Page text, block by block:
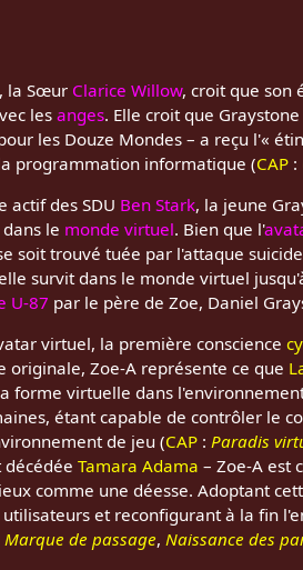
la Sœur Clarice Willow, croit que son
lesanges. Elle croit que
les Douze Mondes – a reçu l'«
programmation informatique (CAP :
actif des SDU Ben Stark, la jeune
le monde virtuel. Bien que l'
soit trouvé tuée par l'attaque
survit dans le monde virtuel
U-87 par le père de Zoe, Daniel
virtuel, la première conscience
originale, Zoe-A représente ce que
forme virtuelle dans
étant capable de contrôler le
de jeu (CAP : Paradis
décédéeTamara Adama – Zoe-A est
comme une déesse. Adoptant
utilisateurs et reconfigurant à la fin
Marque de passage, Naissance des